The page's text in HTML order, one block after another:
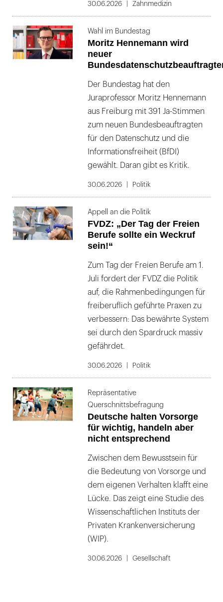
30.06.2026 Zahnmedizin
Wahl im Bundestag
Moritz Hennemann wird
neuer
Der Bundestag hat den
Juraprofessor Moritz Hennemann
aus Freiburg mit 391 Ja-Stimmen
zum neuen Bundesbeauftragten
für den Datenschutz und die
Informationsfreiheit (BfDI)
gewählt. Daran gibt es Kritik.
30.06.2026 Politik
Appell an die Politik
FVDZ: „Der Tag der Freien
Berufe sollte ein Weckruf
sein!“
Zum Tag der Freien Berufe am 1.
Juli fordert der FVDZ die Politik
auf, die Rahmenbedingungen für
freiberuflich geführte Praxen zu
verbessern: Das bewährte System
sei durch den Spardruck massiv
gefährdet.
30.06.2026 Politik
Repräsentative
Querschnittsbefragung
Deutsche halten Vorsorge
für wichtig, handeln aber
nicht entsprechend
Zwischen dem Bewusstsein für
die Bedeutung von Vorsorge und
dem eigenen Verhalten klafft eine
Lücke. Das zeigt eine Studie des
Wissenschaftlichen Instituts der
Privaten Krankenversicherung
(WIP).
30.06.2026 Gesellschaft